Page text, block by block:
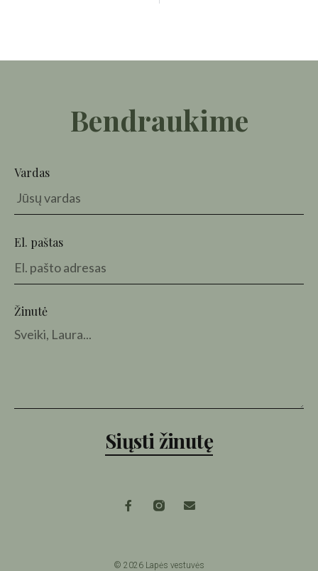
Bendraukime
Vardas
El. paštas
Žinutė
Siųsti žinutę
© 2026 Lapės vestuvės